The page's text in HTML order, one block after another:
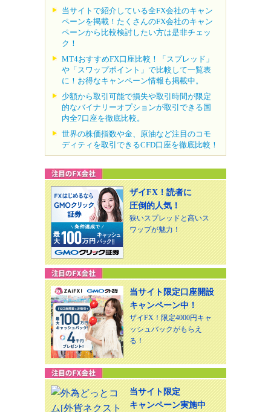
当サイトで紹介している全FX会社のキャン
ペーンを掲載！たくさんのFX会社のキャン
ペーンから比較検討したい方は是非チェッ
ク！
MT4おすすめFX口座比較！「スプレッド」
や「スワップポイント」で比較して一覧表
に！お得なキャンペーン情報も掲載中。
少額から取引可能で損失や取引時間が限定
的なバイナリーオプションが取引できる国
内全7口座を徹底比較。
世界の株価指数や金、原油など注目のコモ
ディティを取引できるCFD口座を徹底比較！
ザイFX！読者に
圧倒的人気！
狭いスプレッドと高いス
ワップが魅力！
当サイト限定口座開設
キャンペーン中！
ザイFX！限定4000円キャ
ッシュバックがもらえ
る！
当サイト限定
キャンペーン実施中